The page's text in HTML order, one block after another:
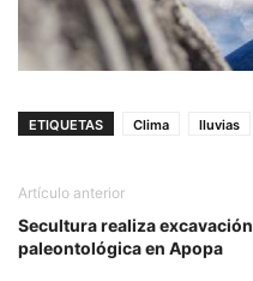
ETIQUETAS Clima lluvias
Artículo anterior
Secultura realiza excavación
paleontológica en Apopa